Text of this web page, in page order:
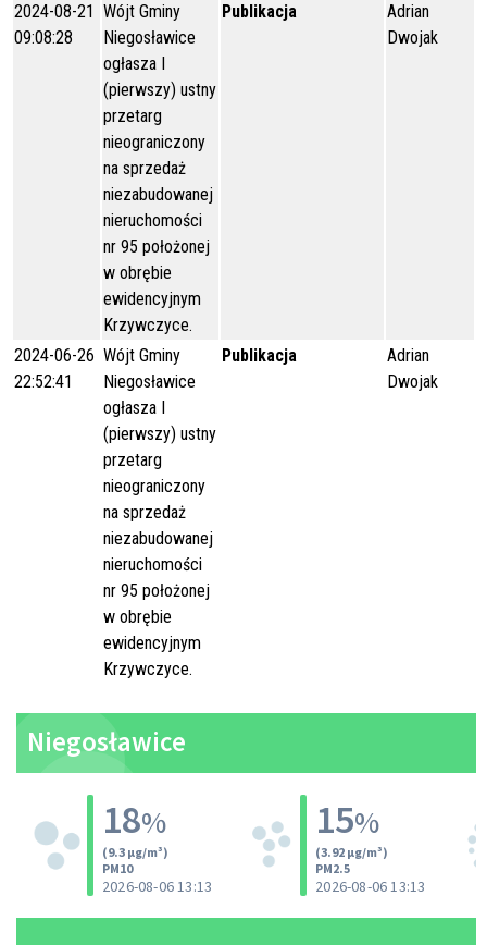
2024-08-21
09:08:28
Wójt Gminy
Niegosławice
ogłasza I
(pierwszy) ustny
przetarg
nieograniczony
na sprzedaż
niezabudowanej
nieruchomości
nr 95 położonej
w obrębie
ewidencyjnym
Krzywczyce.
Publikacja
Adrian
Dwojak
2024-06-26
22:52:41
Wójt Gminy
Niegosławice
ogłasza I
(pierwszy) ustny
przetarg
nieograniczony
na sprzedaż
niezabudowanej
nieruchomości
nr 95 położonej
w obrębie
ewidencyjnym
Krzywczyce.
Publikacja
Adrian
Dwojak